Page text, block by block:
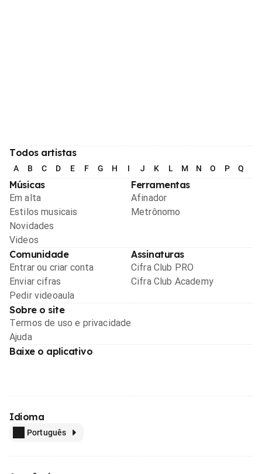
Todos artistas
A B C D E F G H I J K L M N O P Q
Músicas
Em alta
Estilos musicais
Novidades
Videos
Ferramentas
Afinador
Metrônomo
Comunidade
Entrar ou criar conta
Enviar cifras
Pedir videoaula
Assinaturas
Cifra Club PRO
Cifra Club Academy
Sobre o site
Termos de uso e privacidade
Ajuda
Baixe o aplicativo
Idioma
Português